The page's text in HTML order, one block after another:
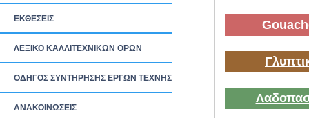
ΕΚΘΕΣΕΙΣ
ΛΕΞΙΚΟ ΚΑΛΛΙΤΕΧΝΙΚΩΝ ΟΡΩΝ
ΟΔΗΓΟΣ ΣΥΝΤΗΡΗΣΗΣ ΕΡΓΩΝ ΤΕΧΝΗΣ
ΑΝΑΚΟΙΝΩΣΕΙΣ